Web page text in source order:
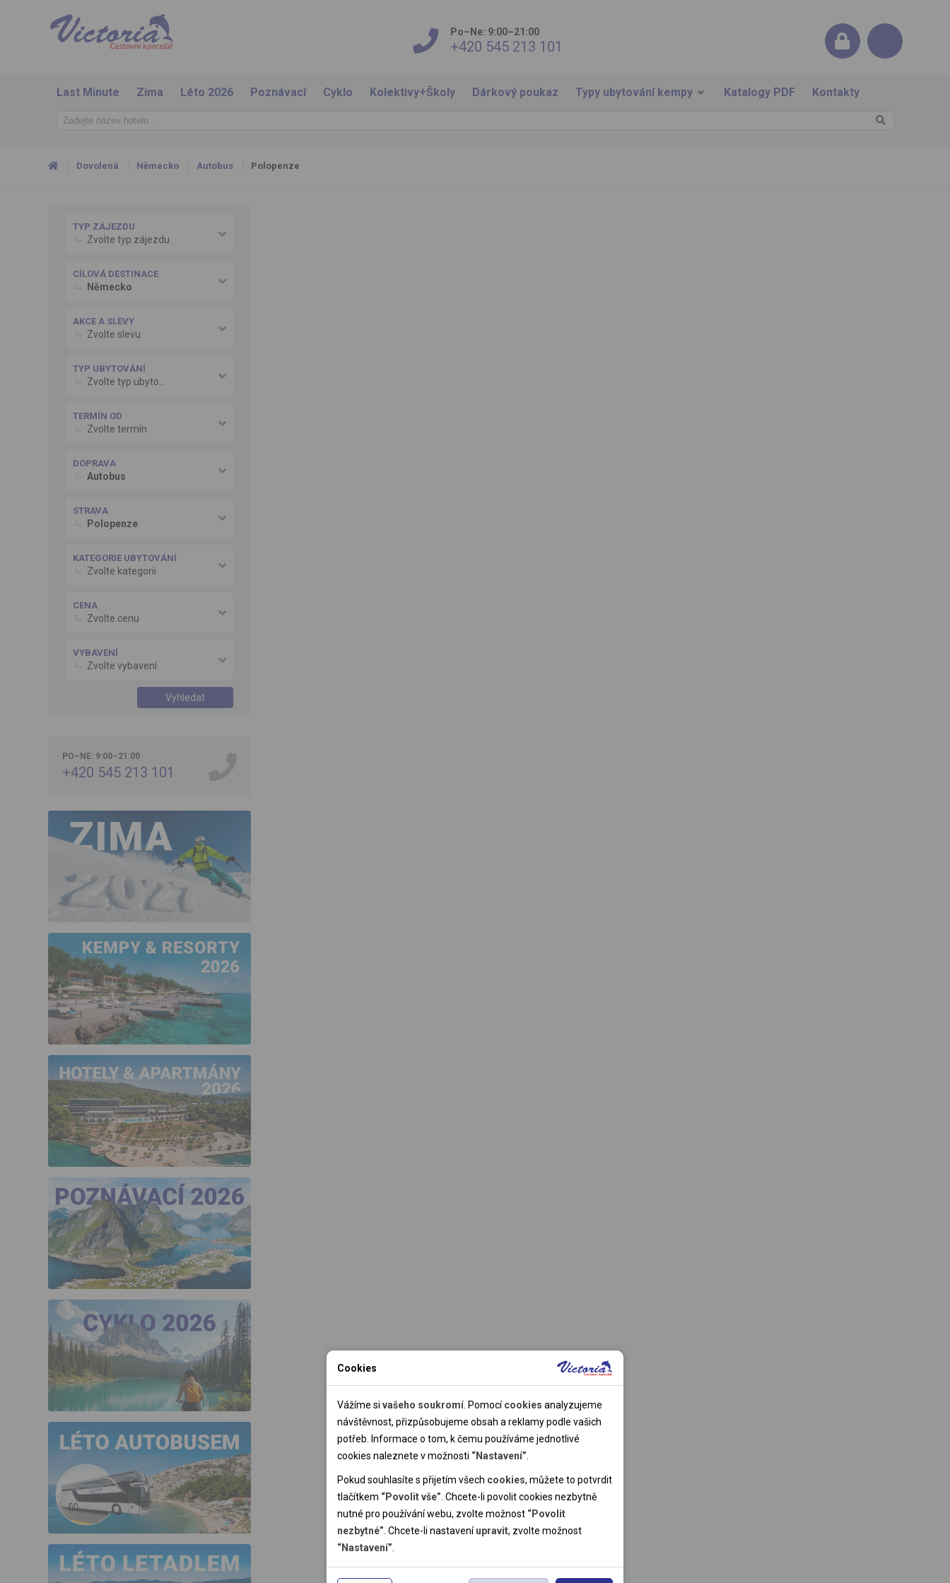
Po–Ne: 9:00–21:00
+420 545 213 101
Last Minute Zima Léto 2026 Poznávací Cyklo Kolektivy+Školy Dárkový poukaz Typy ubytování kempy Katalogy PDF Kontakty
Dovolená Německo Autobus Polopenze
TYP ZÁJEZDU
Zvolte typ zájezdu
CÍLOVÁ DESTINACE
Německo
AKCE A SLEVY
Zvolte slevu
TYP UBYTOVÁNÍ
Zvolte typ ubytování
TERMÍN OD
Zvolte termín
DOPRAVA
Autobus
STRAVA
Polopenze
KATEGORIE UBYTOVÁNÍ
Zvolte kategorii
CENA
Zvolte cenu
VYBAVENÍ
Zvolte vybavení
Vyhledat
PO–NE: 9:00–21:00
+420 545 213 101
Cookies
Vážíme si vašeho soukromí . Pomocícookies analyzujeme
návštěvnost, přizpůsobujeme obsah a reklamy podle vašich
potřeb. Informace o tom, k čemu používáme jednotlivé
cookies naleznete v možnosti “Nastavení”
Pokud souhlasíte s přijetím všech cookies, můžete to potvrdit
tlačítkem “Povolit vše” . Chcete-li povolit cookies nezbytně
nutné pro používání webu, zvolte možnost “Povolit
nezbytné” . Chcete-li nastaveníupravit, zvolte možnost
“Nastavení”
Nutné cookies pomáhají, aby byla webová stránka použitelná
tak, že umožní základní funkce jako navigace stránky a
přístup k zabezpečeným sekcím webové stránky. Webová
stránka nemůže správně fungovat bez těchto cookies.
Analytické cookies
Pomocí analytických cookies můžeme měřit návštěvnost
našeho webu, zdroje návštěv, výkon reklam a také jejich
dosah. Takto získaná data zpracováváme anonymně bez
vazby na konkrétního uživatele našeho webu. Bez vašeho
Personální cookies
Personalizační soubory cookies nám umožňují přizpůsobit
prohlížení webu dle vašich zájmů a preferencí. Bez souhlasu
Reklamní cookies